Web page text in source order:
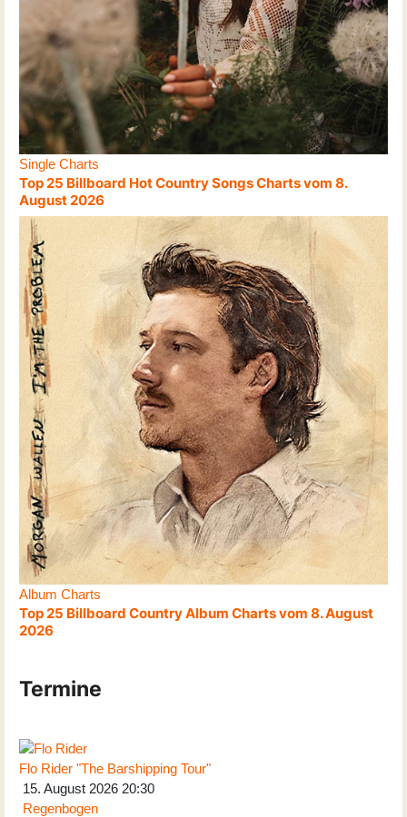
Single Charts
Top 25 Billboard Hot Country Songs Charts vom 8.
August 2026
Album Charts
Top 25 Billboard Country Album Charts vom 8. August
2026
Termine
Flo Rider "The Barshipping Tour"
15. August 2026 20:30
Regenbogen